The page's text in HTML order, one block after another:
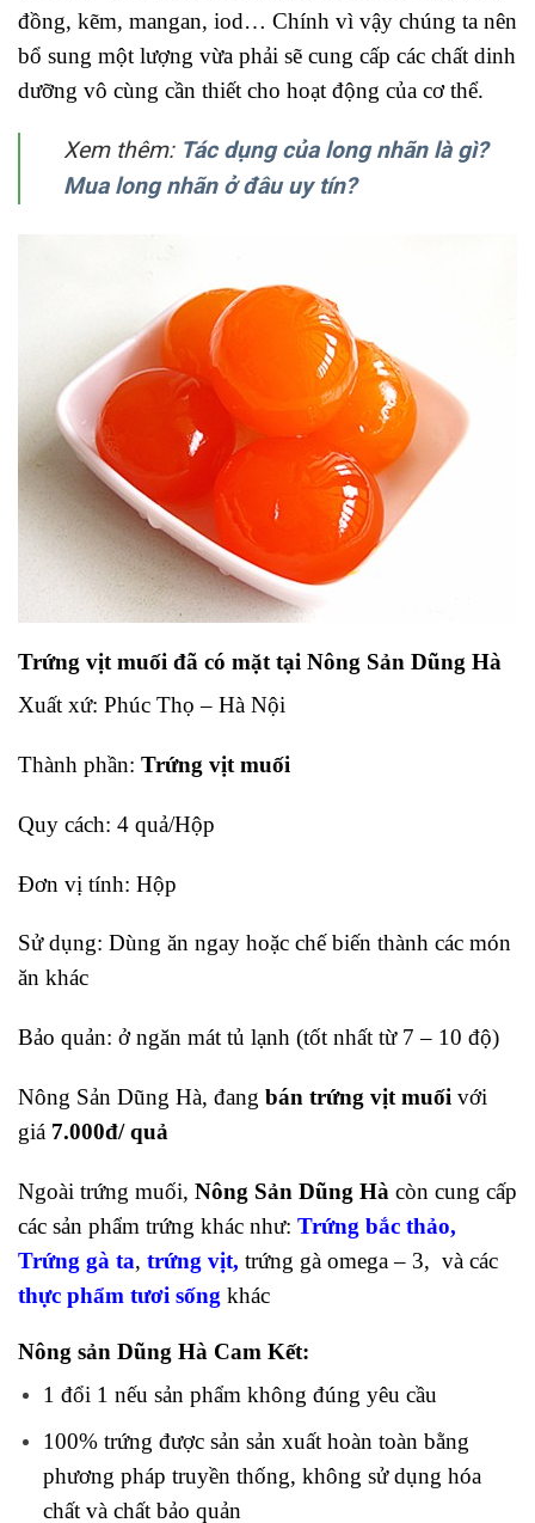
đồng, kẽm, mangan, iod… Chính vì vậy chúng ta nên
bổ sung một lượng vừa phải sẽ cung cấp các chất dinh
dưỡng vô cùng cần thiết cho hoạt động của cơ thể.
Xem thêm: Tác dụng của long nhãn là gì?
Mua long nhãn ở đâu uy tín?
Trứng vịt muối đã có mặt tại Nông Sản Dũng Hà
Xuất xứ: Phúc Thọ – Hà Nội
Thành phần: Trứng vịt muối
Quy cách: 4 quả/Hộp
Đơn vị tính: Hộp
Sử dụng: Dùng ăn ngay hoặc chế biến thành các món
ăn khác
Bảo quản: ở ngăn mát tủ lạnh (tốt nhất từ 7 – 10 độ)
Nông Sản Dũng Hà, đang bán trứng vịt muối với
giá 7.000đ/ quả
Ngoài trứng muối, Nông Sản Dũng Hà còn cung cấp
các sản phẩm trứng khác như: Trứng bắc thảo,
Trứng gà ta, trứng vịt, trứng gà omega – 3, và các
thực phẩm tươi sống khác
Nông sản Dũng Hà Cam Kết:
1 đổi 1 nếu sản phẩm không đúng yêu cầu
100% trứng được sản sản xuất hoàn toàn bằng
phương pháp truyền thống, không sử dụng hóa
chất và chất bảo quản